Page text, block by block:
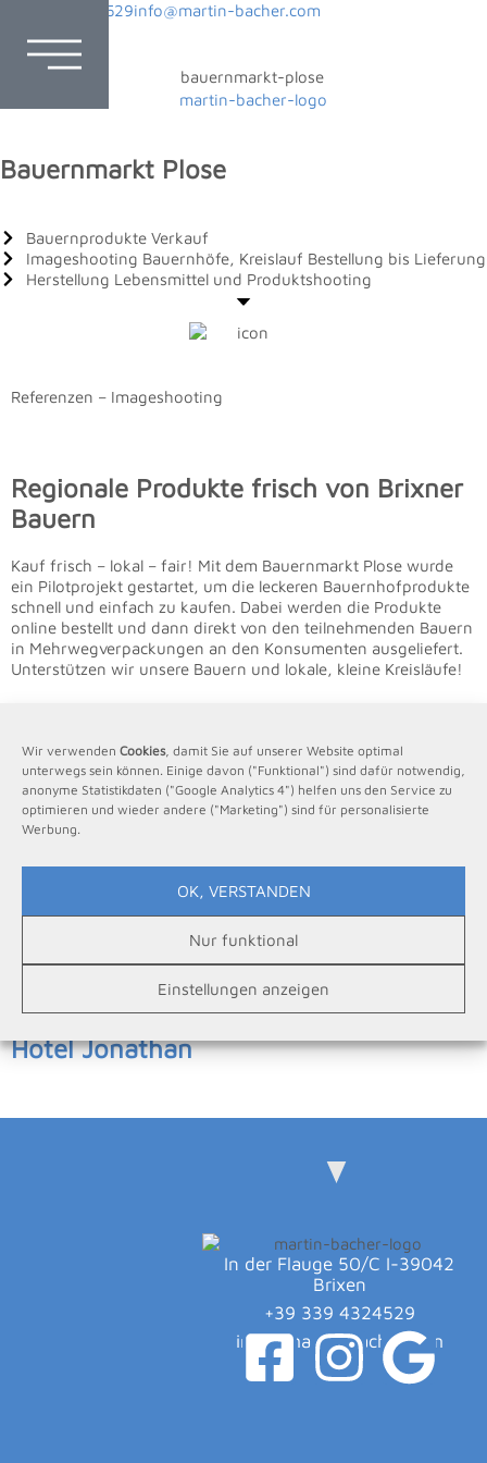
Wir verwenden Cookies, damit Sie auf unserer Website optimal
unterwegs sein können. Einige davon ("Funktional") sind dafür notwendig,
anonyme Statistikdaten ("Google Analytics 4") helfen uns den Service zu
optimieren und wieder andere ("Marketing") sind für personalisierte
Werbung.
OK, VERSTANDEN
Nur funktional
Einstellungen anzeigen
+39 339 4324529info@martin-bacher.com
Bauernmarkt Plose
Bauernprodukte Verkauf
Imageshooting Bauernhöfe, Kreislauf Bestellung bis Lieferung
Herstellung Lebensmittel und Produktshooting
Referenzen – Imageshooting
Regionale Produkte frisch von Brixner
Bauern
Kauf frisch – lokal – fair! Mit dem Bauernmarkt Plose wurde
ein Pilotprojekt gestartet, um die leckeren Bauernhofprodukte
schnell und einfach zu kaufen. Dabei werden die Produkte
online bestellt und dann direkt von den teilnehmenden Bauern
in Mehrwegverpackungen an den Konsumenten ausgeliefert.
Unterstützen wir unsere Bauern und lokale, kleine Kreisläufe!
Weitere Kunden Fotoshootings
Pension Pilsachhof
Proihof
Hotel Jonathan
In der Flauge 50/C I-39042
Brixen
+39 339 4324529
info@martin-bacher.com